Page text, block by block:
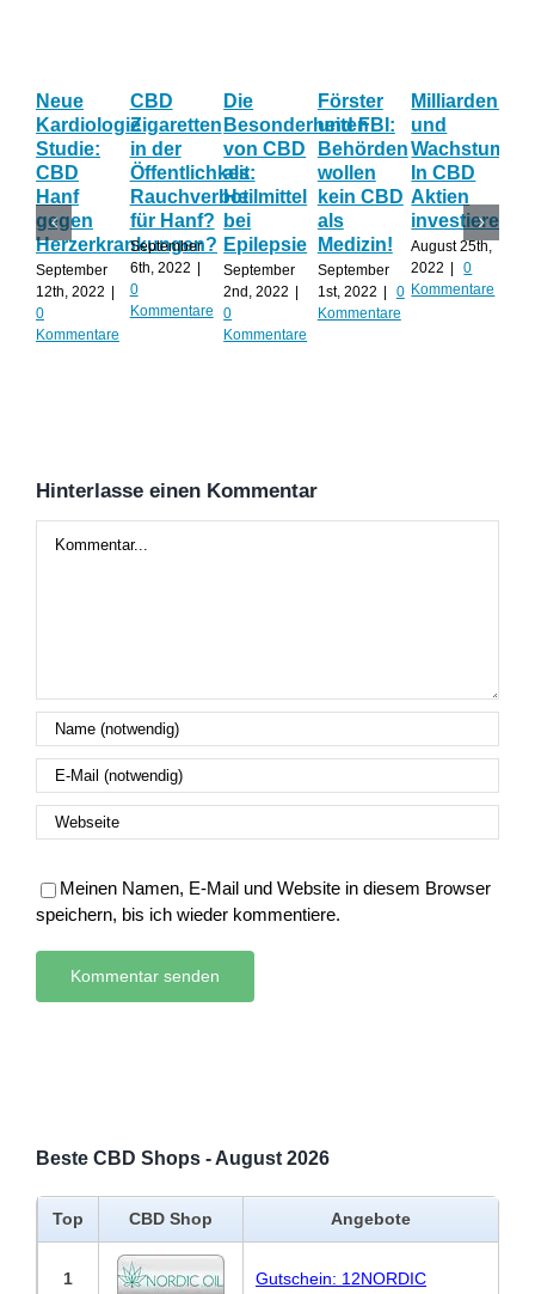
Neue
Kardiologie
Studie:
CBD
Hanf
gegen
Herzerkrankungen?
September
12th, 2022
0
Kommentare
CBD
Zigaretten
in der
Öffentlichkeit:
Rauchverbot
für Hanf?
September
6th, 2022
0
Kommentare
Die
Besonderheiten
von CBD
als
Heilmittel
bei
Epilepsie
September
2nd, 2022
0
Kommentare
Förster
und FBI:
Behörden
wollen
kein CBD
als
Medizin!
September
1st, 2022
0
Kommentare
und
Wachstum:
In CBD
Aktien
investieren?
August 25th,
2022
0
Kommentare
Hinterlasse einen Kommentar
Meinen Namen, E-Mail und Website in diesem Browser
speichern, bis ich wieder kommentiere.
Beste CBD Shops - August 2026
Top CBD Shop Angebote
1 Gutschein: 12NORDIC